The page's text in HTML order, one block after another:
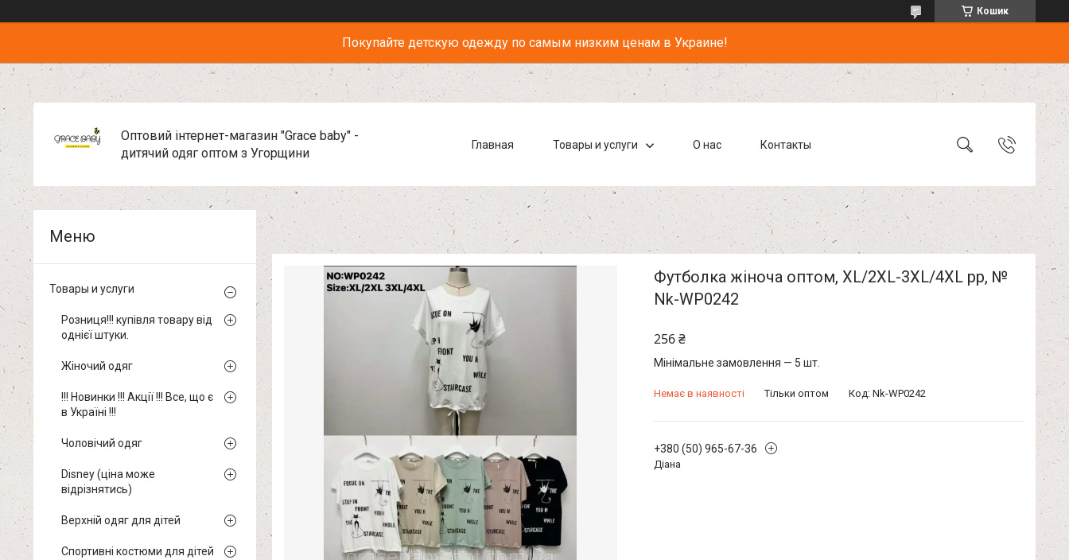
Кошик
Покупайте детскую одежду по самым низким ценам в Украине!
Оптовий інтернет-магазин "Grace baby" -
дитячий одяг оптом з Угорщини
Главная Товары и услуги О нас Контакты
Футболка жіноча оптом, XL/2XL-3XL/4XL pp, №
Nk-WP0242
256 ₴
Мінімальне замовлення — 5 шт.
Немає в наявності Тільки оптом Код: Nk-WP0242
+380 (50) 965-67-36
Діана
Товары и услуги
Розниця!!! купівля товару від
однієї штуки.
Жіночий одяг
!!! Новинки !!! Акції !!! Все, що є
в Україні !!!
Чоловічий одяг
Disney (ціна може
відрізнятись)
Верхній одяг для дітей
Спортивні костюми для дітей